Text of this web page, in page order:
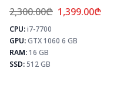
512 GB
2,300.00₾ 1,399.00₾
CPU:i7-7700
GPU:GTX 1060 6 GB
RAM:16 GB
SSD:512 GB